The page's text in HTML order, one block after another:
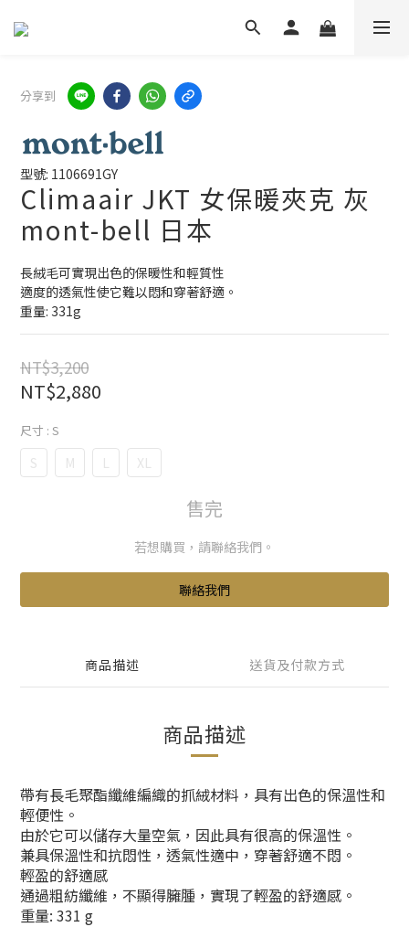
分享到
型號: 1106691GY
Climaair JKT 女保暖夾克 灰
mont-bell 日本
長絨毛可實現出色的保暖性和輕質性
適度的透氣性使它難以悶和穿著舒適。
重量: 331g
NT$3,200
NT$2,880
尺寸 : S
S M L XL
售完
若想購買，請聯絡我們。
聯絡我們
商品描述 送貨及付款方式
商品描述
帶有長毛聚酯纖維編織的抓絨材料，具有出色的保溫性和
輕便性。
由於它可以儲存大量空氣，因此具有很高的保溫性。
兼具保溫性和抗悶性，透氣性適中，穿著舒適不悶。
輕盈的舒適感
通過粗紡纖維，不顯得臃腫，實現了輕盈的舒適感。
重量: 331 g